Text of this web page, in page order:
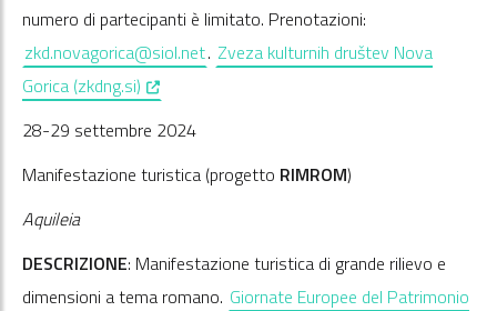
numero di partecipanti è limitato. Prenotazioni:
zkd.novagorica@siol.net. Zveza kulturnih društev Nova
Gorica (zkdng.si) , opens in a new window
28-29 settembre 2024
Manifestazione turistica (progetto RIMROM)
Aquileia
DESCRIZIONE: Manifestazione turistica di grande rilievo e
dimensioni a tema romano. Giornate Europee del Patrimonio